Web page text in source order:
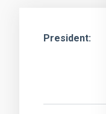
President